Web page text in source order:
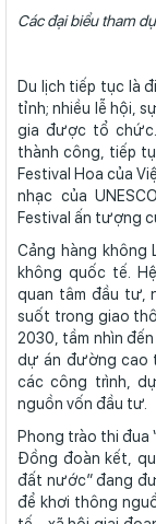
Các đại biểu tham
Du lịch tiếp tục là
tỉnh; nhiều lễ hội,
gia được tổ
thành công, tiếp
Festival Hoa của
nhạc của
Festival ấn tượng
Cảng hàng không
không quốc tế.
quan tâm đầu tư,
suốt trong giao
2030, tầm nhìn
dự án đường cao
các công trình,
nguồn vốn đầu tư.
Phong trào thi đua
Đồng đoàn kết,
đất nước” đang
để khơi thông